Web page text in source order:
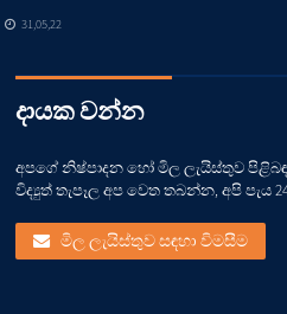
31,05,22
දායක වන්න
අපගේ නිෂ්පාදන හෝ මිල ලැයිස්තුව
විද්‍යුත් තැපෑල අප වෙත තබන්න, අපි
මිල ලැයිස්තුව සඳහා විමසීම